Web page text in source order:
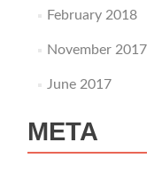
February 2018
November 2017
June 2017
META